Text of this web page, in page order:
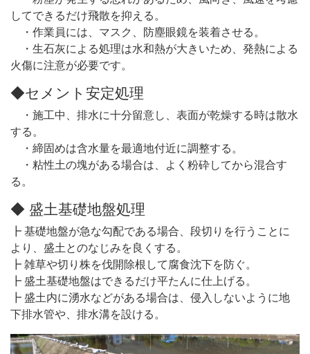
してできるだけ飛散を抑える。
・作業員には、マスク、防塵眼鏡を装着させる。
・生石灰による処理は水和熱が大きいため、発熱による
火傷に注意が必要です。
◆セメント安定処理
・施工中、排水に十分留意し、表面が乾燥する時は散水
する。
・締固めは含水量を最適地付近に調整する。
・粘性土の塊がある場合は、よく粉砕してから混合す
る。
◆ 盛土基礎地盤処理
┣ 基礎地盤が急な勾配である場合、段切りを行うことに
より、盛土とのなじみを良くする。
┣ 雑草や切り株を伐開除根して腐食沈下を防ぐ。
┣ 盛土基礎地盤はできるだけ平たんに仕上げる。
┣ 盛土内に湧水などがある場合は、侵入しないように地
下排水管や、排水溝を設ける。